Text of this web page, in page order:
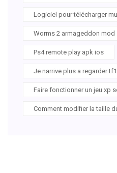
Logiciel pour télécharger
Worms 2 armageddon
Ps4 remote play apk ios
Je narrive plus a regarder
Faire fonctionner un jeu xp
Comment modifier la taille